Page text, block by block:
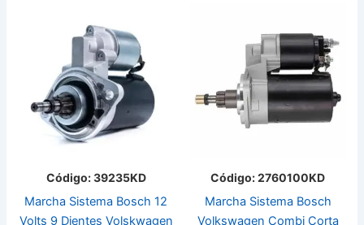
Código: 39235KD
Marcha Sistema Bosch 12
Volts 9 Dientes Volskwagen
Código: 2760100KD
Marcha Sistema Bosch
Volkswagen Combi Corta